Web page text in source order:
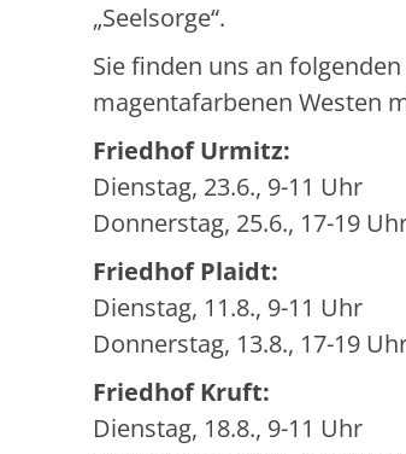
„Seelsorge“.
Sie finden uns an
magentafarbenen Westen
Friedhof Urmitz:
Dienstag, 23.6., 9-11 Uhr
Donnerstag, 25.6., 17-19
Friedhof Plaidt:
Dienstag, 11.8., 9-11 Uhr
Donnerstag, 13.8., 17-19
Friedhof Kruft:
Dienstag, 18.8., 9-11 Uhr